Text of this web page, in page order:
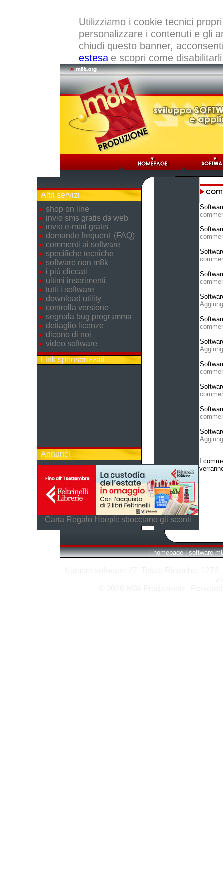
Utilizziamo i cookie tecnici
personalizzare i contenuti e gli
chiudi questo banner,
estesae scopri come
Altri servizi
shop on line
invio sms gratis da web
invio e-mail gratis
domande frequenti (FAQ)
commenti ai software
specifiche tecniche
software non m8k
i più cliccati
ultimi inserimenti
tutti i software
download utility
controlla versione
segnala bug programma
dettaglio licenze
dicono di noi
video software
Link sponsorizzati
Annunci
Carta Regalo Hoepli: sbocciano gli sconti
I
[ homepage | software